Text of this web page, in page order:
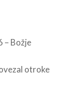
– Božje
otroke